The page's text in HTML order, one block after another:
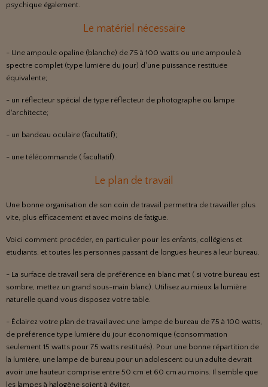
psychique également.
Le matériel nécessaire
- Une ampoule opaline (blanche) de 75 à 100 watts ou une ampoule à
spectre complet (type lumière du jour) d'une puissance restituée
équivalente;
- un réflecteur spécial de type réflecteur de photographe ou lampe
d'architecte;
- un bandeau oculaire (facultatif);
- une télécommande ( facultatif).
Le plan de travail
Une bonne organisation de son coin de travail permettra de travailler plus
vite, plus efficacement et avec moins de fatigue.
Voici comment procéder, en particulier pour les enfants, collégiens et
étudiants, et toutes les personnes passant de longues heures à leur bureau.
- La surface de travail sera de préférence en blanc mat ( si votre bureau est
sombre, mettez un grand sous-main blanc). Utilisez au mieux la lumière
naturelle quand vous disposez votre table.
- Éclairez votre plan de travail avec une lampe de bureau de 75 à 100 watts,
de préférence type lumière du jour économique (consommation
seulement 15 watts pour 75 watts restitués). Pour une bonne répartition de
la lumière, une lampe de bureau pour un adolescent ou un adulte devrait
avoir une hauteur comprise entre 50 cm et 60 cm au moins. Il semble que
les lampes à halogène soient à éviter.